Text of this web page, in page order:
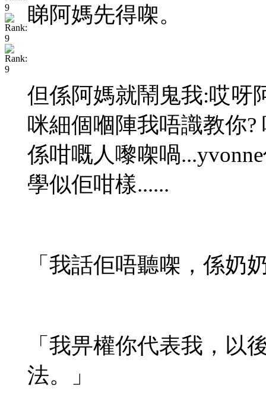
睇阿媽先得㗎。
但係阿媽就鬧鬼我:哎呀
咪細個嗰陣我唔識教你
係咁嘅人嚟㗎喎
學似佢咁樣......
「我話佢唔聽㗎，係奶
「我畀權你代表我，以
法。」